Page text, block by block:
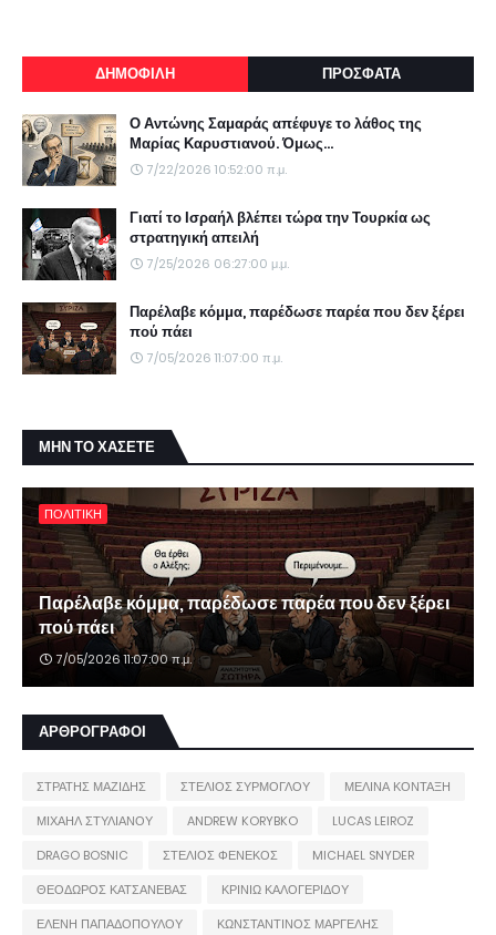
ΔΗΜΟΦΙΛΗ ΠΡΟΣΦΑΤΑ
Ο Αντώνης Σαμαράς απέφυγε το λάθος της
Μαρίας Καρυστιανού. Όμως...
7/22/2026 10:52:00 π.μ.
Γιατί το Ισραήλ βλέπει τώρα την Τουρκία ως
στρατηγική απειλή
7/25/2026 06:27:00 μ.μ.
Παρέλαβε κόμμα, παρέδωσε παρέα που δεν ξέρει
πού πάει
7/05/2026 11:07:00 π.μ.
ΜΗΝ ΤΟ ΧΑΣΕΤΕ
ΠΟΛΙΤΙΚΗ
Παρέλαβε κόμμα, παρέδωσε παρέα που δεν ξέρει
πού πάει
7/05/2026 11:07:00 π.μ.
ΑΡΘΡΟΓΡΑΦΟΙ
ΣΤΡΑΤΗΣ ΜΑΖΙΔΗΣ ΣΤΕΛΙΟΣ ΣΥΡΜΟΓΛΟΥ
ΜΕΛΙΝΑ ΚΟΝΤΑΞΗ
ΜΙΧΑΗΛ ΣΤΥΛΙΑΝΟΥ
ANDREW KORYBKO
LUCAS LEIROZ
DRAGO BOSNIC
ΣΤΕΛΙΟΣ ΦΕΝΕΚΟΣ
MICHAEL SNYDER
ΘΕΟΔΩΡΟΣ ΚΑΤΣΑΝΕΒΑΣ
ΚΡΙΝΙΩ ΚΑΛΟΓΕΡΙΔΟΥ
ΕΛΕΝΗ ΠΑΠΑΔΟΠΟΥΛΟΥ
ΚΩΝΣΤΑΝΤΙΝΟΣ ΜΑΡΓΕΛΗΣ